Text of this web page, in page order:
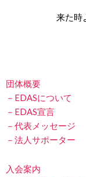
来た時
団体概要
－EDASについて
－EDAS宣言
－代表メッセージ
－法人サポーター
入会案内